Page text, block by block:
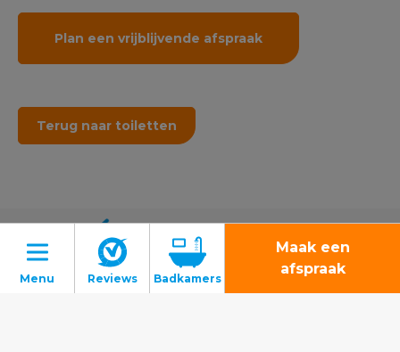
Duurzame en
waterbesparende
Met een drukpaneel bedien je het waterverbruik
van het toilet. We bieden in ons assortiment
daarom verschillendeduurzame mogelijkheden
Maak een
afspraak